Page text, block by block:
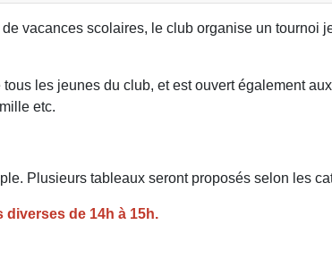
vacances scolaires, le club organise un tournoi
les jeunes du club, et est ouvert également
etc.
Plusieurs tableaux seront proposés selon les
diverses de 14h à 15h.